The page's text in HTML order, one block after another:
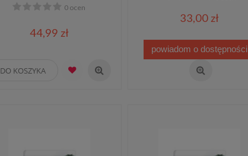
0 ocen
44,99 zł
DO KOSZYKA
33,00 zł
powiadom o dostępności